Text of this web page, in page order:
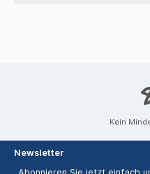
Kein
Newsletter